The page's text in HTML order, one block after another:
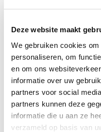
Deze website maakt
We gebruiken cookies
personaliseren, om
en om ons
informatie over uw
partners voor social
partners kunnen deze
informatie die u aan ze
verzameld op basis van
De leeftijd varieert
maken van de
Maar het komt ook
bewoners thuis blijft
om hem of haar een
locatie is net een
lijntjes met collega’s
Ligging